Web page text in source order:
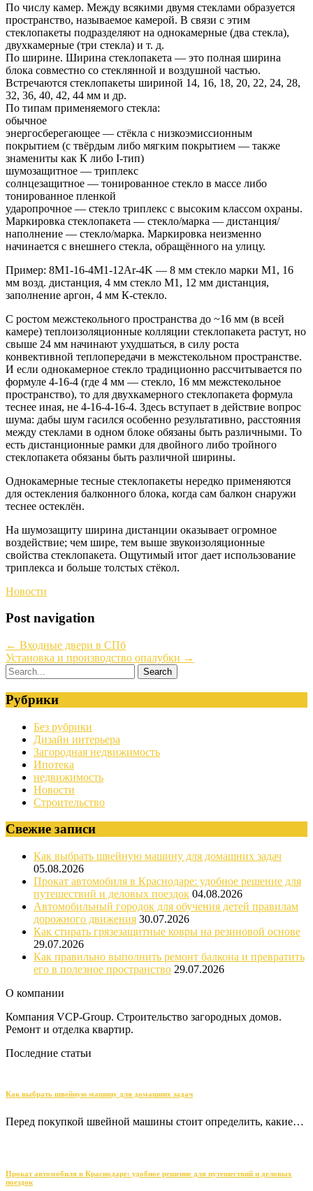
По числу камер. Между всякими двумя стеклами образуется
пространство, называемое камерой. В связи с этим
стеклопакеты подразделяют на однокамерные (два стекла),
двухкамерные (три стекла) и т. д.
По ширине. Ширина стеклопакета — это полная ширина
блока совместно со стеклянной и воздушной частью.
Встречаются стеклопакеты шириной 14, 16, 18, 20, 22, 24, 28,
32, 36, 40, 42, 44 мм и др.
По типам применяемого стекла:
обычное
энергосберегающее — стёкла с низкоэмиссионным
покрытием (с твёрдым либо мягким покрытием — также
знамениты как К либо I-тип)
шумозащитное — триплекс
солнцезащитное — тонированное стекло в массе либо
тонированное пленкой
ударопрочное — стекло триплекс с высоким классом охраны.
Маркировка стеклопакета — стекло/марка — дистанция/
наполнение — стекло/марка. Маркировка неизменно
начинается с внешнего стекла, обращённого на улицу.
Пример: 8M1-16-4M1-12Ar-4K — 8 мм стекло марки М1, 16
мм возд. дистанция, 4 мм стекло М1, 12 мм дистанция,
заполнение аргон, 4 мм К-стекло.
С ростом межстекольного пространства до ~16 мм (в всей
камере) теплоизоляционные колляции стеклопакета растут, но
свыше 24 мм начинают ухудшаться, в силу роста
конвективной теплопередачи в межстекольном пространстве.
И если однокамерное стекло традиционно рассчитывается по
формуле 4-16-4 (где 4 мм — стекло, 16 мм межстекольное
пространство), то для двухкамерного стеклопакета формула
теснее иная, не 4-16-4-16-4. Здесь вступает в действие вопрос
шума: дабы шум гасился особенно результативно, расстояния
между стеклами в одном блоке обязаны быть различными. То
есть дистанционные рамки для двойного либо тройного
стеклопакета обязаны быть различной ширины.
Однокамерные тесные стеклопакеты нередко применяются
для остекления балконного блока, когда сам балкон снаружи
теснее остеклён.
На шумозащиту ширина дистанции оказывает огромное
воздействие; чем шире, тем выше звукоизоляционные
свойства стеклопакета. Ощутимый итог дает использование
триплекса и больше толстых стёкол.
Новости
Post navigation
← Входные двери в СПб
Установка и производство опалубки →
Рубрики
Без рубрики
Дизайн интерьера
Загородная недвижимость
Ипотека
недвижимость
Новости
Строительство
Свежие записи
Как выбрать швейную машину для домашних задач
05.08.2026
Прокат автомобиля в Краснодаре: удобное решение для
путешествий и деловых поездок 04.08.2026
Автомобильный городок для обучения детей правилам
дорожного движения 30.07.2026
Как стирать грязезащитные ковры на резиновой основе
29.07.2026
Как правильно выполнить ремонт балкона и превратить
его в полезное пространство 29.07.2026
О компании
Компания VCP-Group. Строительство загородных домов.
Ремонт и отделка квартир.
Последние статьи
Как выбрать швейную машину для домашних задач
Перед покупкой швейной машины стоит определить, какие…
Прокат автомобиля в Краснодаре: удобное решение для путешествий и деловых
поездок